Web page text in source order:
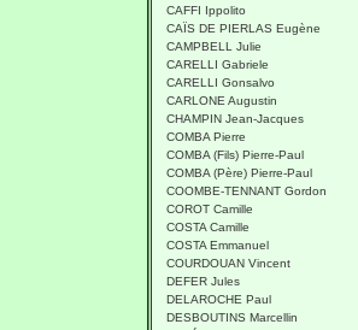
CAFFI Ippolito
CAÏS DE PIERLAS Eugène
CAMPBELL Julie
CARELLI Gabriele
CARELLI Gonsalvo
CARLONE Augustin
CHAMPIN Jean-Jacques
COMBA Pierre
COMBA (Fils) Pierre-Paul
COMBA (Père) Pierre-Paul
COOMBE-TENNANT Gordon
COROT Camille
COSTA Camille
COSTA Emmanuel
COURDOUAN Vincent
DEFER Jules
DELAROCHE Paul
DESBOUTINS Marcellin